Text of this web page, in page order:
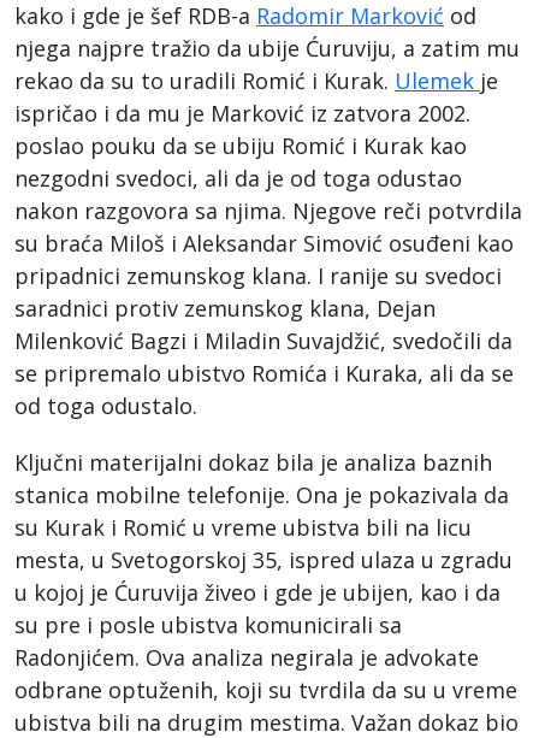
kako i gde je šef RDB-a Radomir Marković od
njega najpre tražio da ubije Ćuruviju, a zatim mu
rekao da su to uradili Romić i Kurak. Ulemek je
ispričao i da mu je Marković iz zatvora 2002.
poslao pouku da se ubiju Romić i Kurak kao
nezgodni svedoci, ali da je od toga odustao
nakon razgovora sa njima. Njegove reči potvrdila
su braća Miloš i Aleksandar Simović osuđeni kao
pripadnici zemunskog klana. I ranije su svedoci
saradnici protiv zemunskog klana, Dejan
Milenković Bagzi i Miladin Suvajdžić, svedočili da
se pripremalo ubistvo Romića i Kuraka, ali da se
od toga odustalo.
Ključni materijalni dokaz bila je analiza baznih
stanica mobilne telefonije. Ona je pokazivala da
su Kurak i Romić u vreme ubistva bili na licu
mesta, u Svetogorskoj 35, ispred ulaza u zgradu
u kojoj je Ćuruvija živeo i gde je ubijen, kao i da
su pre i posle ubistva komunicirali sa
Radonjićem. Ova analiza negirala je advokate
odbrane optuženih, koji su tvrdila da su u vreme
ubistva bili na drugim mestima. Važan dokaz bio